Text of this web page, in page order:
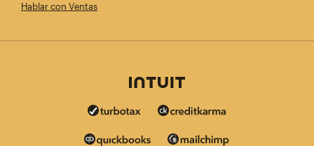
Hablar con Ventas